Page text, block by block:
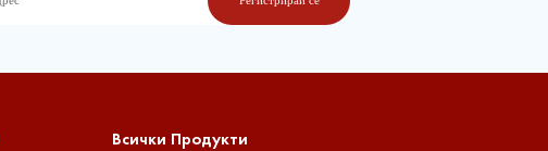
Всички Продукти